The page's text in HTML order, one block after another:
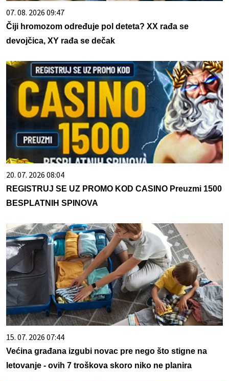
07. 08. 2026 09:47
Čiji hromozom određuje pol deteta? XX rađa se
devojčica, XY rađa se dečak
20. 07. 2026 08:04
REGISTRUJ SE UZ PROMO KOD CASINO Preuzmi 1500
BESPLATNIH SPINOVA
15. 07. 2026 07:44
Većina građana izgubi novac pre nego što stigne na
letovanje - ovih 7 troškova skoro niko ne planira